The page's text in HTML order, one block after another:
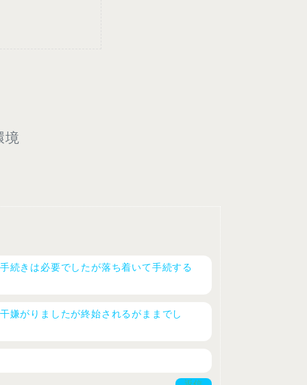
境
続きは必要でしたが落ち着いて手続する
嫌がりましたが終始されるがままでし